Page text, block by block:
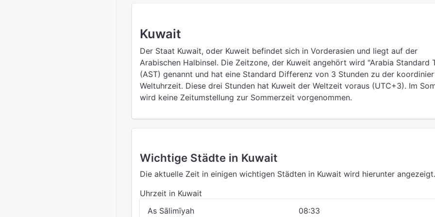
Kuwait
Der Staat Kuwait, oder Kuweit befindet sich in Vorderasien und liegt auf der
Arabischen Halbinsel. Die Zeitzone, der Kuweit angehört wird "Arabia Standard
(AST) genannt und hat eine Standard Differenz von 3 Stunden zu der
Weltuhrzeit. Diese drei Stunden hat Kuweit der Weltzeit voraus (UTC+3). Im
wird keine Zeitumstellung zur Sommerzeit vorgenommen.
Wichtige Städte in Kuwait
Die aktuelle Zeit in einigen wichtigen Städten in Kuwait wird hierunter angezeigt.
Uhrzeit in Kuwait
As Sālimīyah
08:33